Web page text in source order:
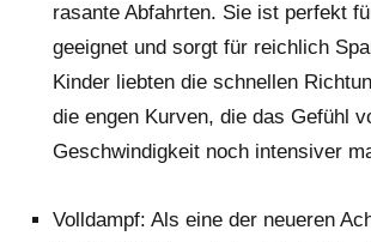
rasante Abfahrten. Sie ist perfekt
geeignet und sorgt für reichlich
Kinder liebten die schnellen
die engen Kurven, die das Gefühl
Geschwindigkeit noch intensiver
Volldampf: Als eine der neueren